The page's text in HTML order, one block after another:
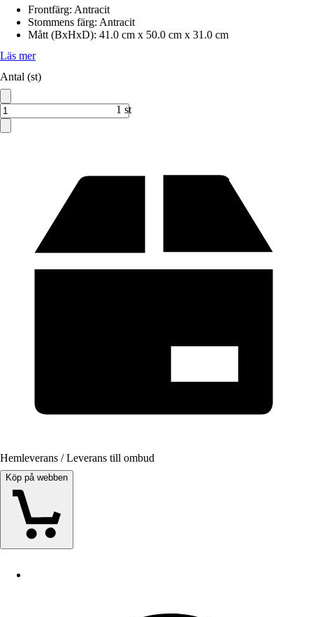
Frontfärg: Antracit
Stommens färg: Antracit
Mått (BxHxD): 41.0 cm x 50.0 cm x 31.0 cm
Läs mer
Antal (st)
1 st
Hemleverans / Leverans till ombud
Köp på webben